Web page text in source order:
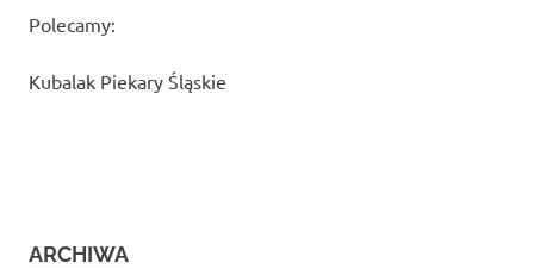
Polecamy:
Kubalak Piekary Śląskie
ARCHIWA